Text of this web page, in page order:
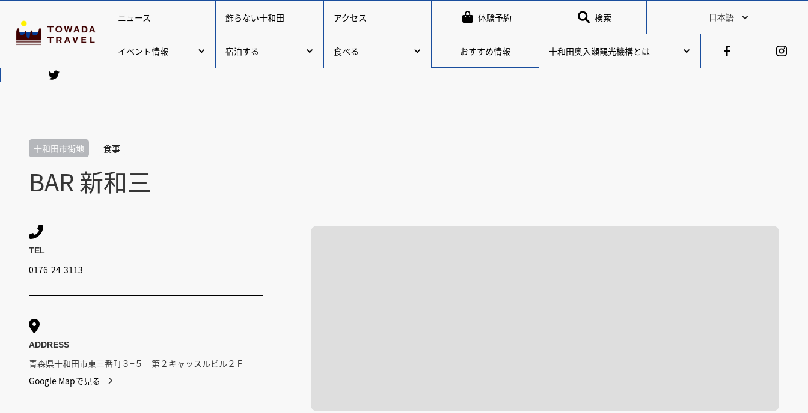
ニュース 飾らない十和田 アクセス  体験予約  検索 日本語
イベント情報 宿泊する 食べる おすすめ情報 十和田奥入瀬観光機構とは
十和田市街地 食事
BAR 新和三

TEL
0176-24-3113

ADDRESS
青森県十和田市東三番町３−５ 第２キャッスルビル２Ｆ
Google Mapで見る